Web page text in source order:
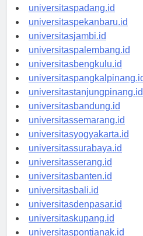
universitasmedan.id
universitaspadang.id
universitaspekanbaru.id
universitasjambi.id
universitaspalembang.id
universitasbengkulu.id
universitaspangkalpinang.id
universitastanjungpinang.id
universitasbandung.id
universitassemarang.id
universitasyogyakarta.id
universitassurabaya.id
universitasserang.id
universitasbanten.id
universitasbali.id
universitasdenpasar.id
universitaskupang.id